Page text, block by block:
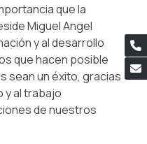
que la
Miguel Angel
y al desarrollo
que hacen posible
sean un éxito, gracias
y al trabajo
de nuestros